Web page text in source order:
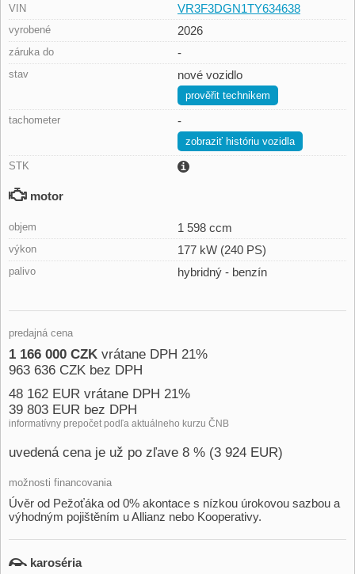
VIN VR3F3DGN1TY634638
vyrobené 2026
záruka do -
stav nové vozidlo
prověřit technikem
tachometer -
zobraziť históriu vozidla
STK
motor
objem 1 598 ccm
výkon 177 kW (240 PS)
palivo hybridný - benzín
predajná cena
1 166 000 CZK vrátane DPH 21%
963 636 CZK bez DPH
48 162 EUR vrátane DPH 21%
39 803 EUR bez DPH
informatívny prepočet podľa aktuálneho kurzu ČNB
uvedená cena je už po zľave 8 % (3 924 EUR)
možnosti financovania
Úvěr od Pežoťáka od 0% akontace s nízkou úrokovou sazbou a
výhodným pojištěním u Allianz nebo Kooperativy.
karoséria